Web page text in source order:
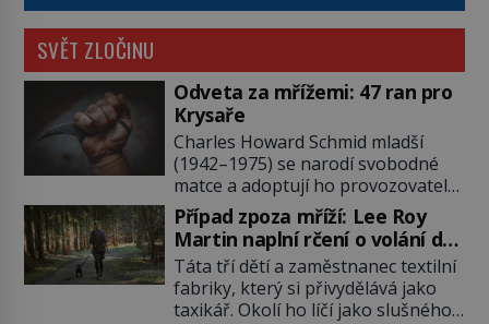
SVĚT ZLOČINU
Odveta za mřížemi: 47 ran pro
Krysaře
Charles Howard Schmid mladší
(1942–1975) se narodí svobodné
matce a adoptují ho provozovatelé
pečovatelského domu Charles a
Katharine Schmidovi. Synek jim
mnoho radosti nepřinese. Mezi
přáteli v arizonském Tusconu se
mu přezdívá Krysař. Je to pohledný
a charismatický mladík, kterému to
Případ zpoza mříží: Lee Roy
Martin naplní rčení o volání do
lesa
Táta tří dětí a zaměstnanec textilní
fabriky, který si přivydělává jako
taxikář. Okolí ho líčí jako slušného